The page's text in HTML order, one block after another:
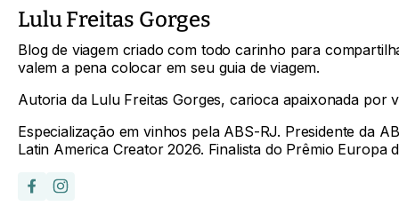
Lulu Freitas Gorges
Blog de viagem criado com todo carinho para
valem a pena colocar em seu guia de viagem.
Autoria da Lulu Freitas Gorges, carioca apaixonada por
Especialização em vinhos pela ABS-RJ. Presidente da
Latin America Creator 2026. Finalista do Prêmio